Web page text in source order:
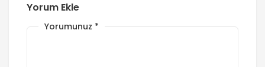
Yorum Ekle
Yorumunuz *